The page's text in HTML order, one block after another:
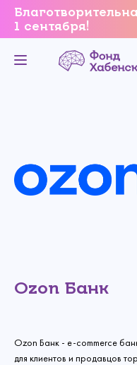
1 сентября!
Ozon Банк
Ozon Банк - e-commerce
для клиентов и продавцов
Вы
завершить